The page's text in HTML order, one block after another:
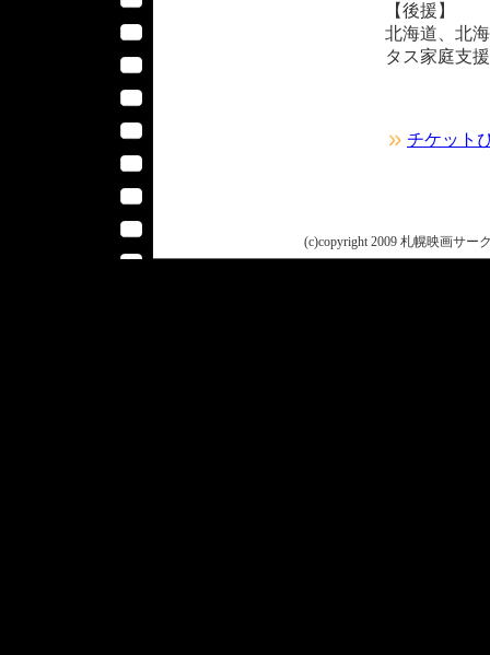
【後援】
北海道、北
タス家庭支
チケット
(c)copyright 2009 札幌映画サー